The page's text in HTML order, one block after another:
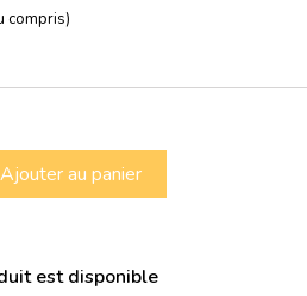
compris)
Ajouter au panier
est disponible